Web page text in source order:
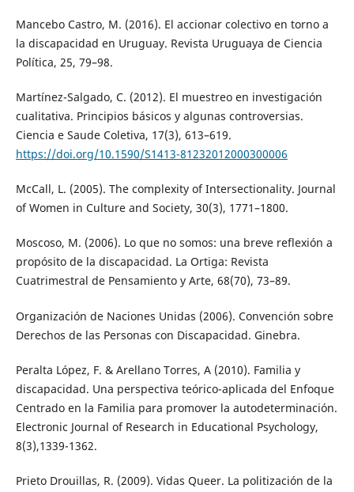
Mancebo Castro, M. (2016). El accionar colectivo en torno a
la discapacidad en Uruguay. Revista Uruguaya de Ciencia
Política, 25, 79–98.
Martínez-Salgado, C. (2012). El muestreo en investigación
cualitativa. Principios básicos y algunas controversias.
Ciencia e Saude Coletiva, 17(3), 613–619.
https://doi.org/10.1590/S1413-81232012000300006
McCall, L. (2005). The complexity of Intersectionality. Journal
of Women in Culture and Society, 30(3), 1771–1800.
Moscoso, M. (2006). Lo que no somos: una breve reflexión a
propósito de la discapacidad. La Ortiga: Revista
Cuatrimestral de Pensamiento y Arte, 68(70), 73–89.
Organización de Naciones Unidas (2006). Convención sobre
Derechos de las Personas con Discapacidad. Ginebra.
Peralta López, F. & Arellano Torres, A (2010). Familia y
discapacidad. Una perspectiva teórico-aplicada del Enfoque
Centrado en la Familia para promover la autodeterminación.
Electronic Journal of Research in Educational Psychology,
8(3),1339-1362.
Prieto Drouillas, R. (2009). Vidas Queer. La politización de la